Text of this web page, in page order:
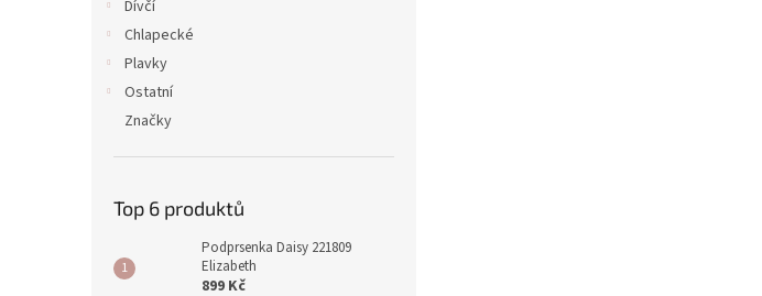
Dívčí
Chlapecké
Plavky
Ostatní
Značky
Top 6 produktů
Podprsenka Daisy 221809
Elizabeth
899 Kč